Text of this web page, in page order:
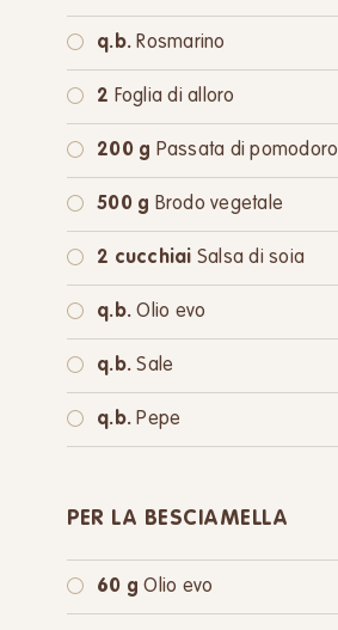
q.b. Rosmarino
2 Foglia di alloro
200 g Passata di pomodoro
500 g Brodo vegetale
2 cucchiai Salsa di soia
q.b. Olio evo
q.b. Sale
q.b. Pepe
PER LA BESCIAMELLA
60 g Olio evo